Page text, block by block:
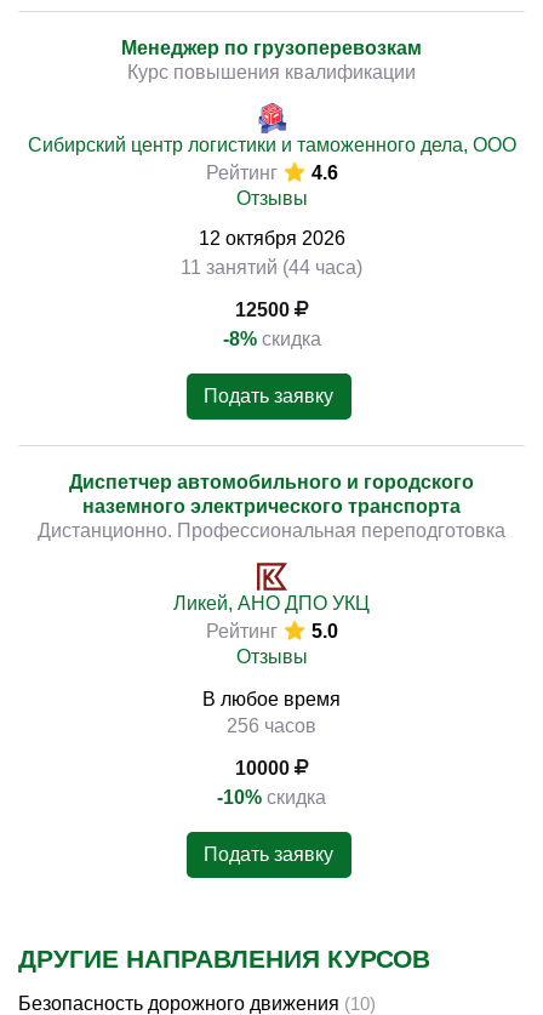
Менеджер по грузоперевозкам
Курс повышения квалификации
Сибирский центр логистики и таможенного дела, ООО
Рейтинг
4.6
Отзывы
12 октября 2026
11 занятий (44 часа)
12500
-8% скидка
Подать заявку
Диспетчер автомобильного и городского
наземного электрического транспорта
Дистанционно. Профессиональная переподготовка
Ликей, АНО ДПО УКЦ
Рейтинг
5.0
Отзывы
В любое время
256 часов
10000
-10% скидка
Подать заявку
ДРУГИЕ НАПРАВЛЕНИЯ КУРСОВ
Безопасность дорожного движения (10)